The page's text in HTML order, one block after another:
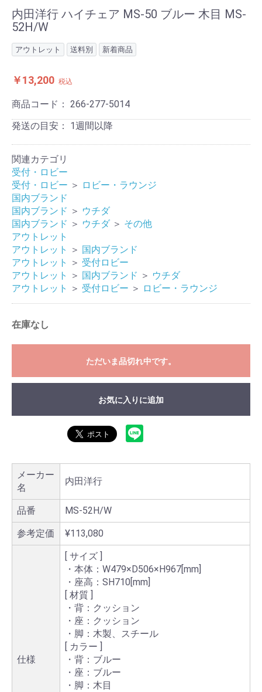
内田洋行 ハイチェア MS-50 ブルー 木目 MS-
52H/W
アウトレット 送料別 新着商品
￥13,200 税込
商品コード： 266-277-5014
発送の目安： 1週間以降
関連カテゴリ
受付・ロビー
受付・ロビー ＞ ロビー・ラウンジ
国内ブランド
国内ブランド ＞ ウチダ
国内ブランド ＞ ウチダ ＞ その他
アウトレット
アウトレット
＞ 国内ブランド
アウトレット
＞ 受付ロビー
アウトレット
＞ 国内ブランド ＞ ウチダ
アウトレット
＞ 受付ロビー ＞ ロビー・ラウンジ
在庫なし
ただいま品切れ中です。
お気に入りに追加
メーカー
名
内田洋行
品番 MS-52H/W
参考定価 ¥113,080
仕様
[ サイズ ]
・本体：W479×D506×H967[mm]
・座高：SH710[mm]
[ 材質 ]
・背：クッション
・座：クッション
・脚：木製、スチール
[ カラー ]
・背：ブルー
・座：ブルー
・脚：木目